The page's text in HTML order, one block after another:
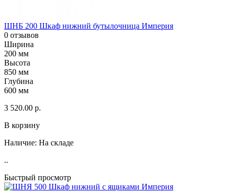
ШНБ 200 Шкаф нижний бутылочница Империя
0 отзывов
Ширина
200 мм
Высота
850 мм
Глубина
600 мм
3 520.00 р.
В корзину
Наличие: На складе
..
Быстрый просмотр